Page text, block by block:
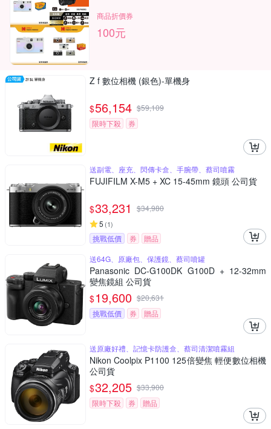
商品折價券
100元
Z f 數位相機 (銀色)-單機身
$56,154 $59,109
限時下殺
券
送副電、座充、閃傳卡盒、手腕帶、蔡司噴霧
FUJIFILM X-M5 + XC 15-45mm 鏡頭 公司貨
$33,231 $34,980
5 (1)
挑戰低價 券
贈品
送64G、原廠包、保護鏡、蔡司噴罐
Panasonic DC-G100DK G100D + 12-32mm
變焦鏡組 公司貨
$19,600 $20,631
挑戰低價
券 贈品
送原廠好禮、記憶卡防護盒、蔡司清潔噴霧組
Nikon Coolpix P1100 125倍變焦 輕便數位相機
公司貨
$32,205 $33,900
限時下殺
券 贈品